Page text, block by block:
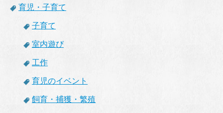
育児・子育て
子育て
室内遊び
工作
育児のイベント
飼育・捕獲・繁殖